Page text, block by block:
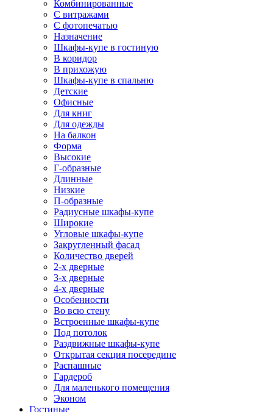
Комбинированные
С витражами
С фотопечатью
Назначение
Шкафы-купе в гостиную
В коридор
В прихожую
Шкафы-купе в спальню
Детские
Офисные
Для книг
Для одежды
На балкон
Форма
Высокие
Г-образные
Длинные
Низкие
П-образные
Радиусные шкафы-купе
Широкие
Угловые шкафы-купе
Закругленный фасад
Количество дверей
2-х дверные
3-х дверные
4-х дверные
Особенности
Во всю стену
Встроенные шкафы-купе
Под потолок
Раздвижные шкафы-купе
Открытая секция посередине
Распашные
Гардероб
Для маленького помещения
Эконом
Гостиные